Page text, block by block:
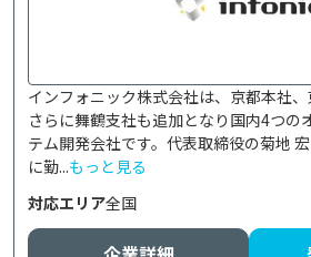
インフォニック株式会社は、京都本社、
さらに舞鶴支社も追加となり国内4つの
テム開発会社です。代表取締役の菊地
に勤...もっと見る
対応エリア全国